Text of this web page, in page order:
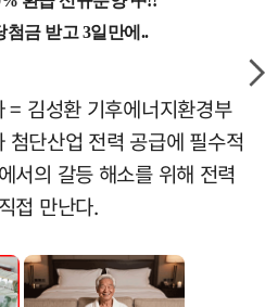
= 김성환 기후에너지환경부
첨단산업 전력 공급에 필수적
서의 갈등 해소를 위해 전력
접 만난다.